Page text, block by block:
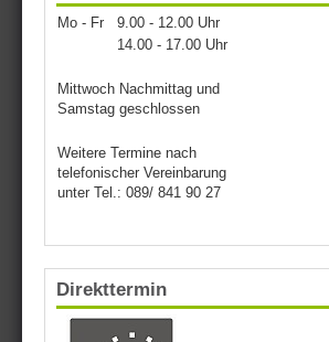
Mo - Fr
9.00 - 12.00 Uhr
14.00 - 17.00 Uhr
Mittwoch Nachmittag und
Samstag geschlossen
Weitere Termine nach
telefonischer Vereinbarung
unter Tel.: 089/ 841 90 27
Direkttermin